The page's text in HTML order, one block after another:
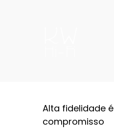
Alta fidelidade
compromisso